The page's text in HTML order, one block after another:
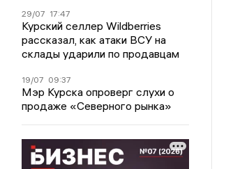
29/07 17:47
Курский селлер Wildberries
рассказал, как атаки ВСУ на
склады ударили по продавцам
19/07 09:37
Мэр Курска опроверг слухи о
продаже «Северного рынка»